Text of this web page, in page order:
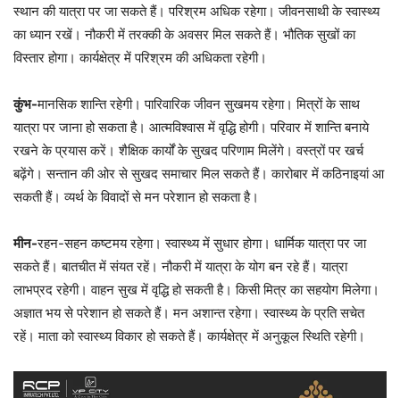
स्थान की यात्रा पर जा सकते हैं। परिश्रम अधिक रहेगा। जीवनसाथी के स्वास्थ्य
का ध्यान रखें। नौकरी में तरक्की के अवसर मिल सकते हैं। भौतिक सुखों का
विस्तार होगा। कार्यक्षेत्र में परिश्रम की अधिकता रहेगी।
कुंभ-मानसिक शान्ति रहेगी। पारिवारिक जीवन सुखमय रहेगा। मित्रों के साथ
यात्रा पर जाना हो सकता है। आत्मविश्वास में वृद्धि होगी। परिवार में शान्ति बनाये
रखने के प्रयास करें। शैक्षिक कार्यों के सुखद परिणाम मिलेंगे। वस्त्रों पर खर्च
बढ़ेंगे। सन्तान की ओर से सुखद समाचार मिल सकते हैं। कारोबार में कठिनाइयां आ
सकती हैं। व्यर्थ के विवादों से मन परेशान हो सकता है।
मीन-रहन-सहन कष्टमय रहेगा। स्वास्थ्य में सुधार होगा। धार्मिक यात्रा पर जा
सकते हैं। बातचीत में संयत रहें। नौकरी में यात्रा के योग बन रहे हैं। यात्रा
लाभप्रद रहेगी। वाहन सुख में वृद्धि हो सकती है। किसी मित्र का सहयोग मिलेगा।
अज्ञात भय से परेशान हो सकते हैं। मन अशान्त रहेगा। स्वास्थ्‍य के प्रति सचेत
रहें। माता को स्वास्थ्‍य विकार हो सकते हैं। कार्यक्षेत्र में अनुकूल स्थिति रहेगी।